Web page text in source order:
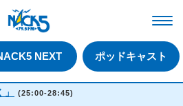
NEXT ポッドキャスト
(25:00-28:45)